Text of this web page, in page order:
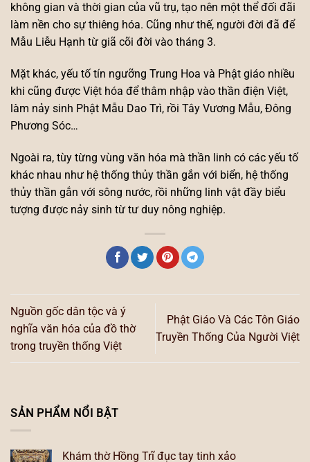
SẢN PHẨM NỔI BẬT
Khám thờ Hồng Trĩ đục tay tinh xảo
không gian và thời gian của vũ trụ, tạo nên một thể đối đãi
làm nền cho sự thiêng hóa. Cũng như thế, người đời đã để
Mẫu Liễu Hạnh từ giã cõi đời vào tháng 3.
Mặt khác, yếu tố tín ngưỡng Trung Hoa và Phật giáo nhiều
khi cũng được Việt hóa để thâm nhập vào thần điện Việt,
làm nảy sinh Phật Mẫu Dao Trì, rồi Tây Vương Mẫu, Đông
Phương Sóc…
Ngoài ra, tùy từng vùng văn hóa mà thần linh có các yếu tố
khác nhau như hệ thống thủy thần gắn với biển, hệ thống
thủy thần gắn với sông nước, rồi những linh vật đầy biểu
tượng được nảy sinh từ tư duy nông nghiệp.
Nguồn gốc dân tộc và ý
nghĩa văn hóa của đồ thờ
trong truyền thống Việt
Phật Giáo Và Các Tôn Giáo
Truyền Thống Của Người Việt